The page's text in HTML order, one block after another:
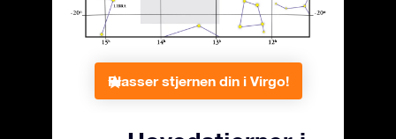
Plasser stjernen din i Virgo!